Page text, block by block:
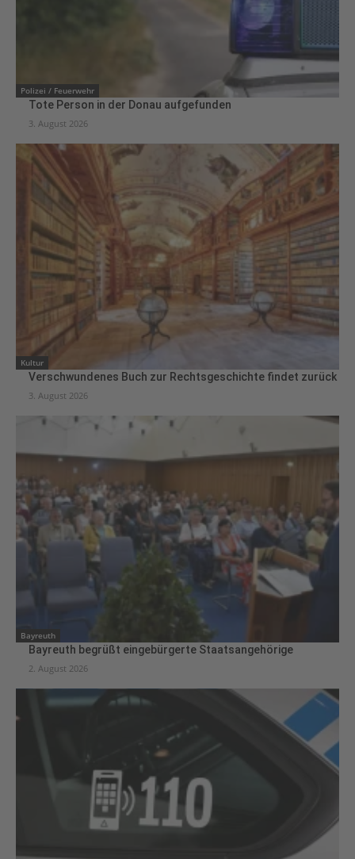
Polizei / Feuerwehr
Tote Person in der Donau aufgefunden
3. August 2026
Kultur
Verschwundenes Buch zur Rechtsgeschichte findet zurück
3. August 2026
Bayreuth
Bayreuth begrüßt eingebürgerte Staatsangehörige
2. August 2026